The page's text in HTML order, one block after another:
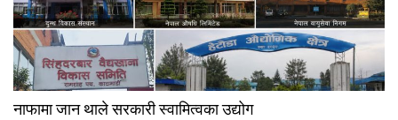
नाफामा जान थाले सरकारी स्वामित्वका उद्योग